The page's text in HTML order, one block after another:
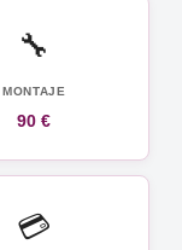
🔧
MONTAJE
90 €
💳